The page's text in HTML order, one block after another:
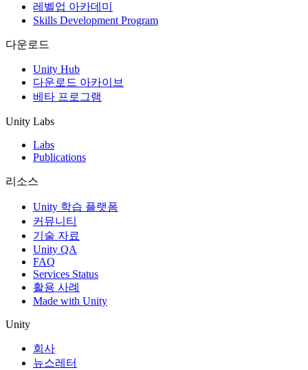
여러 플랫폼에서 XR 게임을 출시하세요.
멀티플레이어 게임
멀티플레이어 게임 개발을 간소화하세요.
레벨업 아카데미
Skills Development Program
다운로드
Unity Hub
다운로드 아카이브
베타 프로그램
Unity Labs
Labs
Publications
리소스
Unity 학습 플랫폼
커뮤니티
기술 자료
Unity QA
FAQ
Services Status
활용 사례
Made with Unity
Unity
회사
뉴스레터